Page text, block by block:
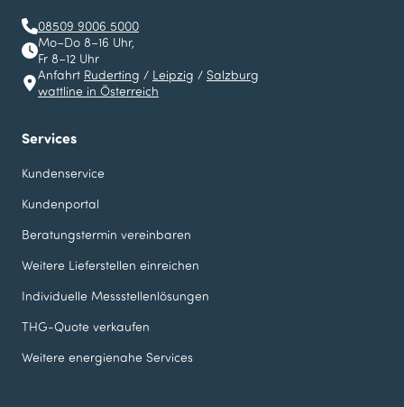
08509 9006 5000
Mo–Do 8–16 Uhr,
Fr 8–12 Uhr
Anfahrt Ruderting / Leipzig / Salzburg
wattline in Österreich
Services
Kundenservice
Kundenportal
Beratungstermin vereinbaren
Weitere Lieferstellen einreichen
Individuelle Messstellen­lösungen
THG-Quote verkaufen
Weitere energienahe Services